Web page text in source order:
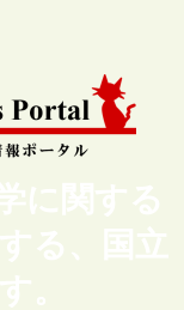
に関する
る、国立
。